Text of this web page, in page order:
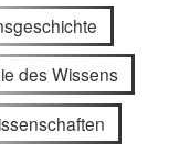
des Wissens